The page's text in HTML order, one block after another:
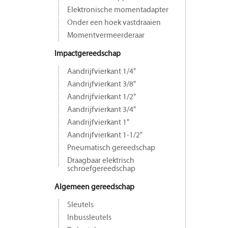
Elektronische momentadapter
Onder een hoek vastdraaien
Momentvermeerderaar
Impactgereedschap
Aandrijfvierkant 1/4"
Aandrijfvierkant 3/8"
Aandrijfvierkant 1/2"
Aandrijfvierkant 3/4"
Aandrijfvierkant 1"
Aandrijfvierkant 1-1/2"
Pneumatisch gereedschap
Draagbaar elektrisch
schroefgereedschap
Algemeen gereedschap
Sleutels
Inbussleutels